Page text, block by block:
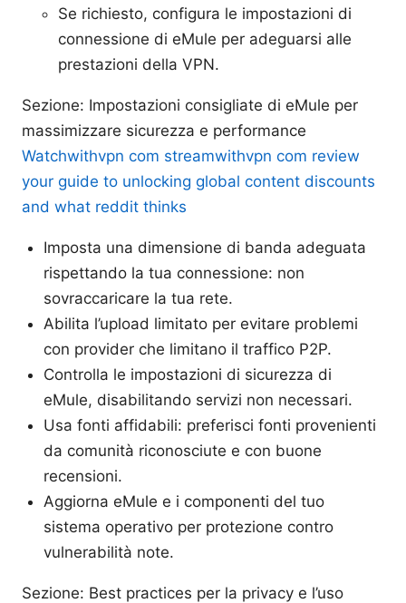
Se richiesto, configura le impostazioni di
connessione di eMule per adeguarsi alle
prestazioni della VPN.
Sezione: Impostazioni consigliate di eMule per
massimizzare sicurezza e performance
Watchwithvpn com streamwithvpn com review
your guide to unlocking global content discounts
and what reddit thinks
Imposta una dimensione di banda adeguata
rispettando la tua connessione: non
sovraccaricare la tua rete.
Abilita l’upload limitato per evitare problemi
con provider che limitano il traffico P2P.
Controlla le impostazioni di sicurezza di
eMule, disabilitando servizi non necessari.
Usa fonti affidabili: preferisci fonti provenienti
da comunità riconosciute e con buone
recensioni.
Aggiorna eMule e i componenti del tuo
sistema operativo per protezione contro
vulnerabilità note.
Sezione: Best practices per la privacy e l’uso